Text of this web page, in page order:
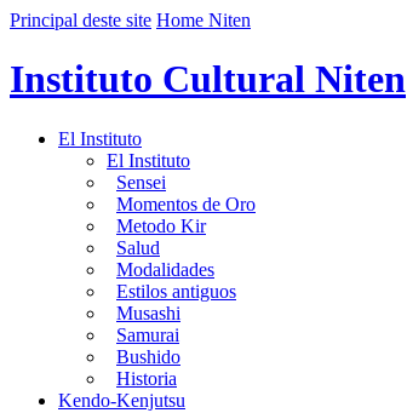
Principal deste site Home Niten
Instituto Cultural Niten
El Instituto
El Instituto
Sensei
Momentos de Oro
Metodo Kir
Salud
Modalidades
Estilos antiguos
Musashi
Samurai
Bushido
Historia
Kendo-Kenjutsu